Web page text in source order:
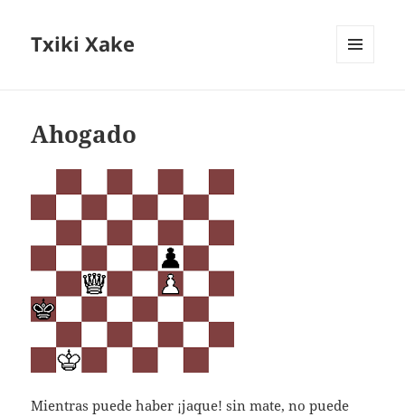
Txiki Xake
Ahogado
Mientras puede haber ¡jaque! sin mate, no puede